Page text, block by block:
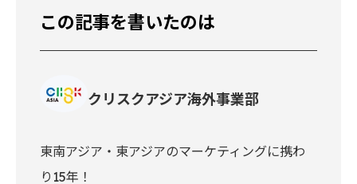
この記事を書いたのは
クリスクアジア海外事業部
東南アジア・東アジアのマーケティングに携わ
り15年！